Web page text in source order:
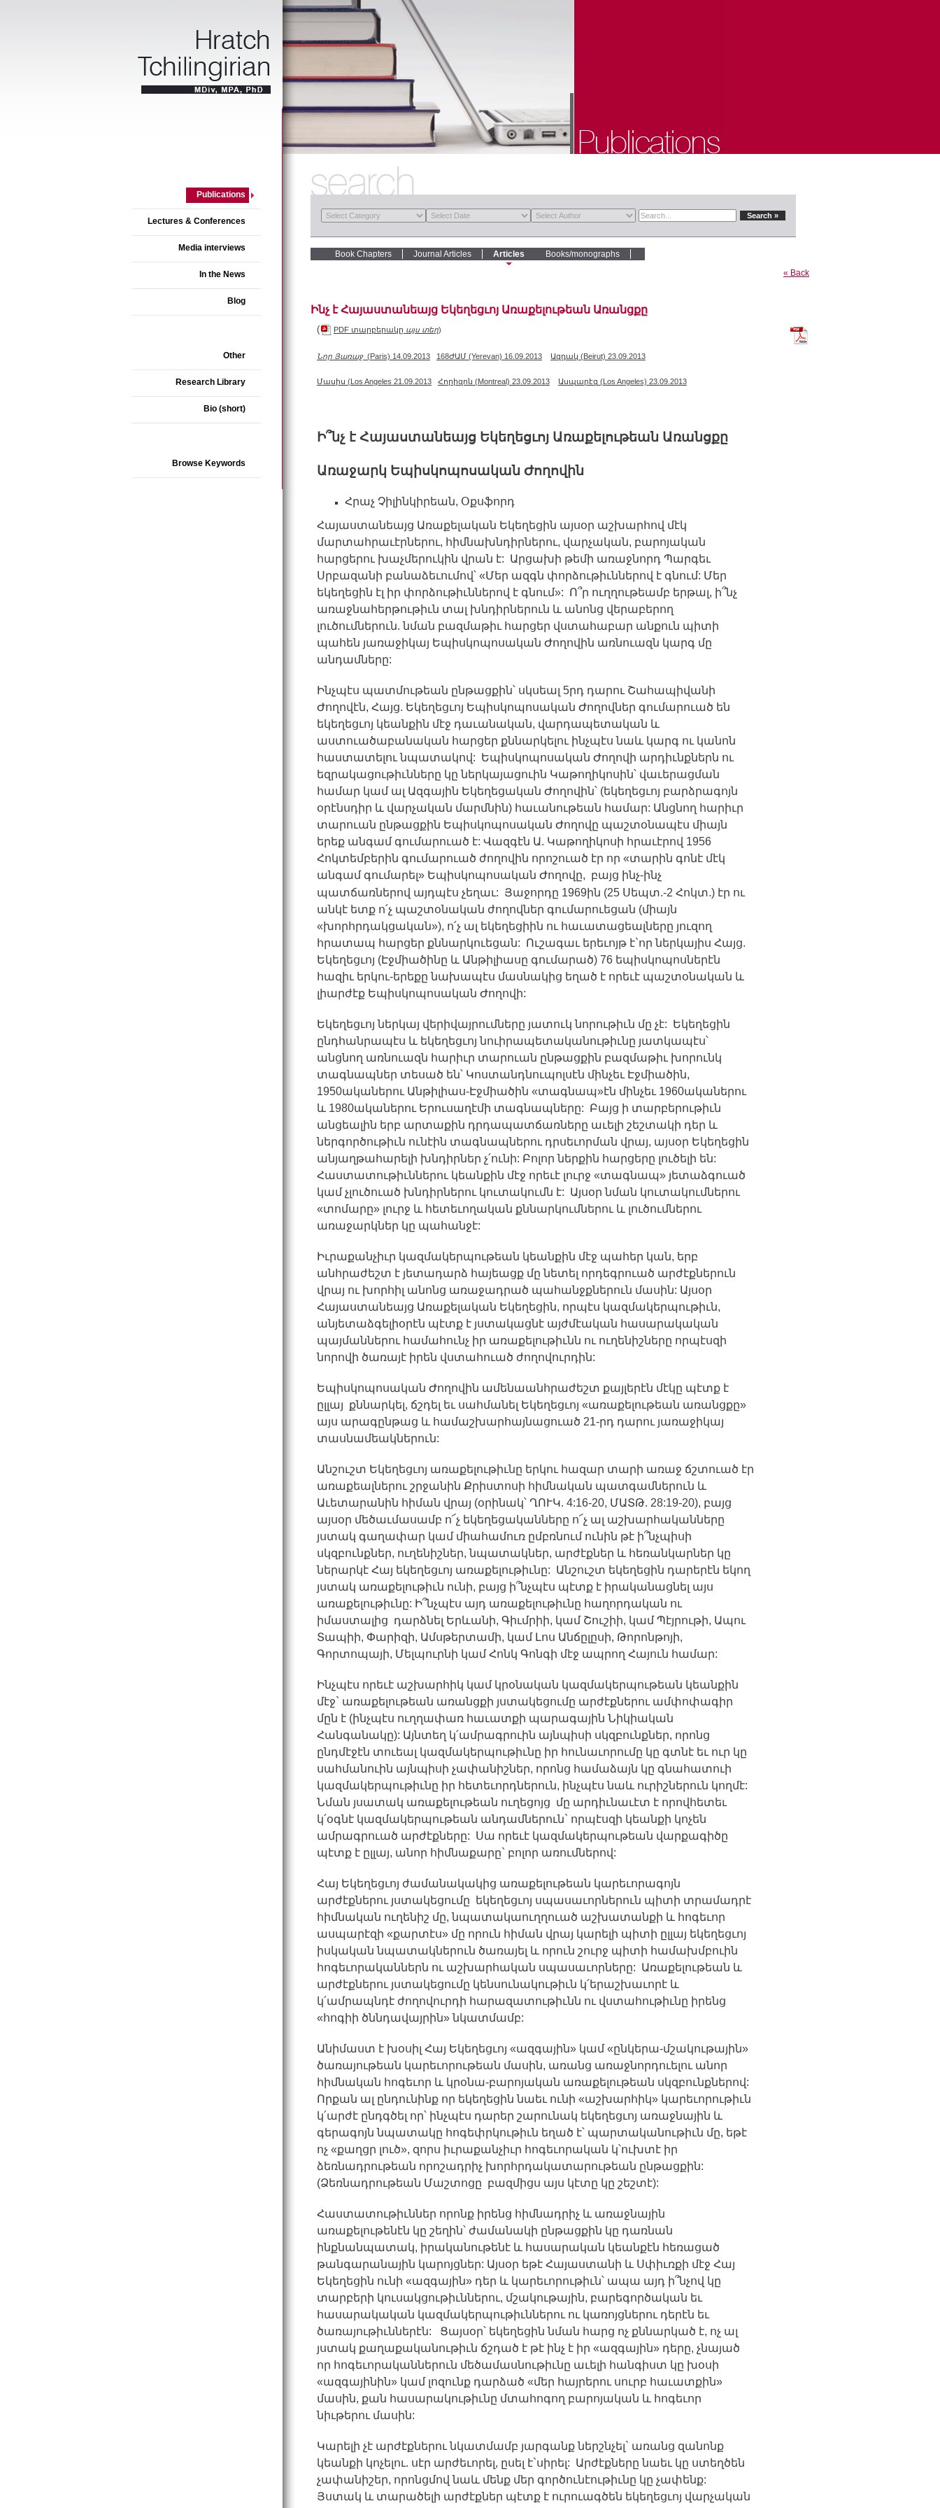
Publications
Lectures & Conferences
Media interviews
In the News
Blog
Other
Research Library
Bio (short)
Browse Keywords
Book Chapters Journal Articles Articles
Books/monographs
« Back
Ինչ է Հայաստանեայց Եկեղեցւոյ Առաքելութեան Առանցքը
( PDF տարբերակը այս տեղ)
Նոր Յառաջ(Paris) 14.09.2013 168ԺԱՄ (Yerevan) 16.09.2013 Ազդակ (Beirut) 23.09.2013
Մասիս (Los Angeles 21.09.2013 Հորիզոն (Montreal) 23.09.2013 Ասպարէզ (Los Angeles) 23.09.2013
Ի՞նչ է Հայաստանեայց Եկեղեցւոյ Առաքելութեան Առանցքը
Առաջարկ Եպիսկոպոսական Ժողովին
Հրաչ Չիլինկիրեան, Օքսֆորդ
Հայաստանեայց Առաքելական Եկեղեցին այսօր աշխարհով մէկ
մարտահրաւէրներու, հիմնախնդիրներու, վարչական, բարոյական
հարցերու խաչմերուկին վրան է: Արցախի թեմի առաջնորդ Պարգեւ
Սրբազանի բանաձեւումով՝ «Մեր ազգն փորձութիւններով է գնում: Մեր
եկեղեցին էլ իր փորձութիւններով է գնում»: Ո՞ր ուղղութեամբ երթալ, ի՞նչ
առաջնահերթութիւն տալ խնդիրներուն և անոնց վերաբերող
լուծումներուն.նման բազմաթիւ հարցեր վստահաբար անքուն պիտի
պահեն յառաջիկայ Եպիսկոպոսական Ժողովին առնուազն կարգ մը
անդամները:
Ինչպէս պատմութեան ընթացքին՝ սկսեալ 5րդ դարու Շահապիվանի
Ժողովէն, Հայց. Եկեղեցւոյ Եպիսկոպոսական Ժողովներ գումարուած են
եկեղեցւոյ կեանքին մէջ դաւանական, վարդապետական և
աստուածաբանական հարցեր քննարկելու ինչպէս նաև կարգ ու կանոն
հաստատելու նպատակով: Եպիսկոպոսական Ժողովի արդիւնքներն ու
եզրակացութիւնները կը ներկայացուին Կաթողիկոսին՝ վաւերացման
համար կամ ալ Ազգային Եկեղեցական Ժողովին՝ (եկեղեցւոյ բարձրագոյն
օրէնսդիր և վարչական մարմնին) հաւանութեան համար: Անցնող հարիւր
տարուան ընթացքին Եպիսկոպոսական Ժողովը պաշտօնապէս միայն
երեք անգամ գումարուած է: Վազգէն Ա. Կաթողիկոսի հրաւէրով 1956
Հոկտեմբերին գումարուած ժողովին որոշուած էր որ «տարին գոնէ մէկ
անգամ գումարել» Եպիսկոպոսական Ժողովը, բայց ինչ-ինչ
պատճառներով այդպէս չեղաւ: Յաջորդը 1969ին (25 Սեպտ.-2 Հոկտ.) էր ու
անկէ ետք ո՛չ պաշտօնական ժողովներ գումարուեցան (միայն
« խորհրդակցական»), ո՛չ ալ եկեղեցիին ու հաւատացեալները յուզող
հրատապ հարցեր քննարկուեցան: Ուշագաւ երեւոյթ է`որ ներկայիս Հայց.
Եկեղեցւոյ (Էջմիածինը և Անթիլիասը գումարած) 76 եպիսկոպոսներէն
հազիւ երկու-երեքը նախապէս մասնակից եղած է որեւէ պաշտօնական և
լիարժէք Եպիսկոպոսական Ժողովի:
Եկեղեցւոյ ներկայ վերիվայրումները յատուկ նորութիւն մը չէ: Եկեղեցին
ընդհանրապէս և եկեղեցւոյ նուիրապետականութիւնը յատկապէս՝
անցնող առնուազն հարիւր տարուան ընթացքին բազմաթիւ խորունկ
տագնապներ տեսած են՝ Կոստանդնուպոլսէն մինչեւ Էջմիածին,
1950ականերու Անթիլիաս-Էջմիածին «տագնապ»էն մինչեւ 1960ականերու
և 1980ականերու Երուսաղէմի տագնապները: Բայց ի տարբերութիւն
անցեալին երբ արտաքին դրդապատճառները աւելի շեշտակի դեր և
ներգործութիւն ունէին տագնապներու դրսեւորման վրայ, այսօր Եկեղեցին
անյաղթահարելի խնդիրներ չ՛ունի: Բոլոր ներքին հարցերը լուծելի են:
Հաստատութիւններու կեանքին մէջ որեւէ լուրջ «տագնապ» յետաձգուած
կամ չլուծուած խնդիրներու կուտակումն է: Այսօր նման կուտակումներու
«տոմարը» լուրջ և հետեւողական քննարկումներու և լուծումներու
առաջարկներ կը պահանջէ:
Իւրաքանչիւր կազմակերպութեան կեանքին մէջ պահեր կան, երբ
անհրաժեշտ է յետադարձ հայեացք մը նետել որդեգրուած արժէքներուն
վրայ ու խորհիլ անոնց առաջադրած պահանջքներուն մասին: Այսօր
Հայաստանեայց Առաքելական Եկեղեցին, որպէս կազմակերպութիւն,
անյետաձգելիօրէն պէտք է յստակացնէ այժմէական հասարակական
պայմաններու համահունչ իր առաքելութիւնն ու ուղենիշները որպէսզի
նորովի ծառայէ իրեն վստահուած ժողովուրդին:
Եպիսկոպոսական Ժողովին ամենաանհրաժեշտ քայլերէն մէկը պէտք է
ըլլայ քննարկել, ճշդել եւ սահմանել Եկեղեցւոյ «առաքելութեան առանցքը»
այս արագընթաց և համաշխարհայնացուած 21-րդ դարու յառաջիկայ
տասնամեակներուն:
Անշուշտ Եկեղեցւոյ առաքելութիւնը երկու հազար տարի առաջ ճշտուած էր
առաքեալներու շրջանին Քրիստոսի հիմնական պատգամներուն և
Աւետարանին հիման վրայ (օրինակ՝ ՂՈՒԿ. 4:16-20, ՄԱՏԹ. 28:19-20), բայց
այսօր մեծաւմասամբ ո՜չ եկեղեցականները ո՜չ ալ աշխարհականները
յստակ գաղափար կամ միահամուռ ըմբռնում ունին թէ ի՞նչպիսի
սկզբունքներ, ուղենիշներ,նպատակներ, արժէքներ և հեռանկարներ կը
ներարկէ Հայ եկեղեցւոյ առաքելութիւնը: Անշուշտ եկեղեցին դարերէն եկող
յստակ առաքելութիւն ունի, բայց ի՞նչպէս պէտք է իրականացնել այս
առաքելութիւնը: Ի՞նչպէս այդ առաքելութիւնը հաղորդական ու
իմաստալից դարձնել Երևանի, Գիւմրիի, կամ Շուշիի, կամ Պէյրութի, Ապու
Տապիի, Փարիզի, Ամսթերտամի, կամ Լոս Անճըլըսի, Թորոնթոյի,
Գորտոպայի, Մելպուրնի կամ Հոնկ Գոնգի մէջ ապրող Հայուն համար:
Ինչպէս որեւէ աշխարհիկ կամ կրօնական կազմակերպութեան կեանքին
մէջ` առաքելութեան առանցքի յստակեցումը արժէքներու ամփոփագիր
մըն է (ինչպէս ուղղափառ հաւատքի պարագային Նիկիական
Հանգանակը): Այնտեղ կ՛ամրագրուին այնպիսի սկզբունքներ, որոնց
ընդմէջէն տուեալ կազմակերպութիւնը իր հունաւորումը կը գտնէ եւ ուր կը
սահմանուին այնպիսի չափանիշներ, որոնց համաձայն կը գնահատուի
կազմակերպութիւնը իր հետեւորդներուն, ինչպէս նաև ուրիշներուն կողմէ:
Նման յսատակ առաքելութեան ուղեցոյց մը արդիւնաւէտ է որովհետեւ
կ՛օգնէ կազմակերպութեան անդամներուն` որպէսզի կեանքի կոչեն
ամրագրուած արժէքները: Սա որեւէ կազմակերպութեան վարքագիծը
պէտք է ըլլայ, անոր հիմնաքարը` բոլոր առումներով:
Հայ Եկեղեցւոյ ժամանակակից առաքելութեան կարեւորագոյն
արժէքներու յստակեցումը եկեղեցւոյ սպասաւորներուն պիտի տրամադրէ
հիմնական ուղենիշ մը,նպատակաուղղուած աշխատանքի և հոգեւոր
ասպարէզի «քարտէս» մը որուն հիման վրայ կարելի պիտի ըլլայ եկեղեցւոյ
իսկական նպատակներուն ծառայել և որուն շուրջ պիտի համախմբուին
հոգեւորականներն ու աշխարհական սպասաւորները: Առաքելութեան և
արժէքներու յստակեցումը կենսունակութիւն կ՛երաշխաւորէ և
կ՛ամրապնդէ ժողովուրդի հարազատութիւնն ու վստահութիւնը իրենց
« հոգիի ծննդավայրին»նկատմամբ:
Անիմաստ է խօսիլ Հայ Եկեղեցւոյ «ազգային» կամ«ընկերա-մշակութային»
ծառայութեան կարեւորութեան մասին, առանց առաջնորդուելու անոր
հիմնական հոգեւոր և կրօնա-բարոյական առաքելութեան սկզբունքներով:
Որքան ալ ընդունինք որ եկեղեցին նաեւ ունի «աշխարհիկ» կարեւորութիւն
կ՛արժէ ընդգծել որ՝ ինչպէս դարեր շարունակ եկեղեցւոյ առաջնային և
գերագոյն նպատակը հոգեփրկութիւն եղած է՝ պարտականութիւն մը, եթէ
ոչ «քաղցր լուծ», զորս իւրաքանչիւր հոգեւորական կ՝ուխտէ իր
ձեռնադրութեան որոշադրիչ խորհրդակատարութեան ընթացքին:
(Ձեռնադրութեան Մաշտոցը բազմիցս այս կէտը կը շեշտէ):
Հաստատութիւններ որոնք իրենց հիմնադրիչ և առաջնային
առաքելութենէն կը շեղին՝ ժամանակի ընթացքին կը դառնան
ինքնանպատակ, իրականութենէ և հասարական կեանքէն հեռացած
թանգարանային կարոյցներ: Այսօր եթէ Հայաստանի և Սփիւռքի մէջ Հայ
Եկեղեցին ունի «ազգային» դեր և կարեւորութիւն՝ ապա այդ ի՞նչով կը
տարբերի կուսակցութիւններու, մշակութային, բարեգործական եւ
հասարակական կազմակերպութիւններու ու կառոյցներու դերէն եւ
ծառայութիւններէն: Ցայսօր՝ եկեղեցին նման հարց ոչ քննարկած է, ոչ ալ
յստակ քաղաքականութիւն ճշդած է թէ ինչ է իր «ազգային» դերը, չնայած
որ հոգեւորականներուն մեծամասնութիւնը աւելի հանգիստ կը խօսի
«ազգայինին» կամ լոզունք դարձած «մեր հայրերու սուրբ հաւատքին»
մասին, քան հասարակութիւնը մտահոգող բարոյական և հոգեւոր
նիւթերու մասին:
Կարելի չէ արժէքներու նկատմամբ յարգանք ներշնչել` առանց զանոնք
կեանքի կոչելու. սէր արժեւորել, ըսել է`սիրել: Արժէքները նաեւ կը ստեղծեն
չափանիշեր, որոնցմով նաև մենք մեր գործունէութիւնը կը չափենք:
Յստակ և տարածելի արժէքներ պէտք է ուրուագծեն եկեղեցւոյ վարչական